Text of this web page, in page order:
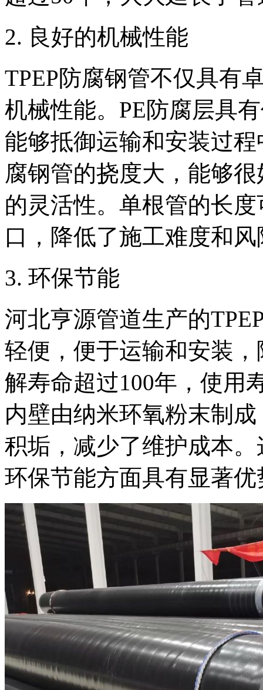
‌2. 良好的机械性能‌
TPEP防腐钢管不仅具有
机械性能。PE防腐层具
能够抵御运输和安装过
腐钢管的挠度大，能够
的灵活性。单根管的长
口，降低了施工难度和风
‌3. 环保节能‌
河北亨源管道生产的
轻便，便于运输和安装
解寿命超过100年，使用
内壁由纳米环氧粉末制
积垢，减少了维护成本
环保节能方面具有显著优